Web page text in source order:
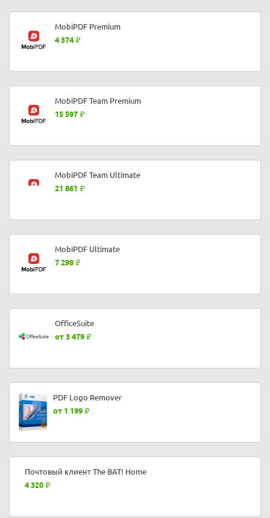
MobiPDF Premium
4 374
MobiPDF Team Premium
15 597
MobiPDF Team Ultimate
21 861
MobiPDF Ultimate
7 298
OfficeSuite
от 3 479
PDF Logo Remover
от 1 199
Почтовый клиент The BAT! Home
4 320